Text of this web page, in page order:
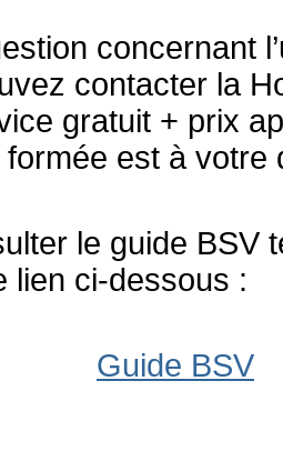
concernant
contacter la
gratuit + prix
est à votre
le guide BSV
lien ci-dessous :
Guide BSV